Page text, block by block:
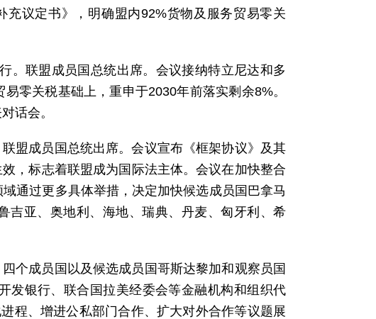
议定书》，明确盟内92%货物及服务贸易零关
。联盟成员国总统出席。会议接纳特立尼达和多
零关税基础上，重申于2030年前落实剩余8%。
话会。
盟成员国总统出席。会议宣布《框架协议》及其
，标志着联盟成为国际法主体。会议在加快整合
通过更多具体举措，决定加快候选成员国巴拿马
吉亚、奥地利、海地、瑞典、丹麦、匈牙利、希
个成员国以及候选成员国哥斯达黎加和观察员国
发银行、联合国拉美经委会等金融机构和组织代
程、增进公私部门合作、扩大对外合作等议题展